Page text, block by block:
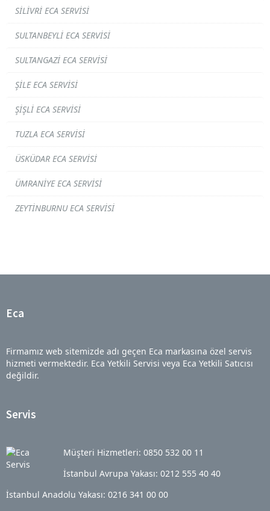
SILIVRI ECA SERVISI
SULTANBEYLI ECA SERVISI
SULTANGAZI ECA SERVISI
ŞILE ECA SERVISI
ŞIŞLI ECA SERVISI
TUZLA ECA SERVISI
ÜSKÜDAR ECA SERVISI
ÜMRANIYE ECA SERVISI
ZEYTINBURNU ECA SERVISI
Eca
Firmamız web sitemizde adı geçen Eca markasına özel servis
hizmeti vermektedir. Eca Yetkili Servisi veya Eca Yetkili Satıcısı
değildir.
Servis
Müşteri Hizmetleri: 0850 532 00 11
İstanbul Avrupa Yakası: 0212 555 40 40
İstanbul Anadolu Yakası: 0216 341 00 00